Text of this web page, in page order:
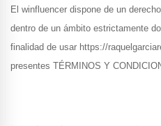
El winfluencer dispone de un
dentro de un ámbito estrictamente
finalidad de usar https://
presentes TÉRMINOS Y